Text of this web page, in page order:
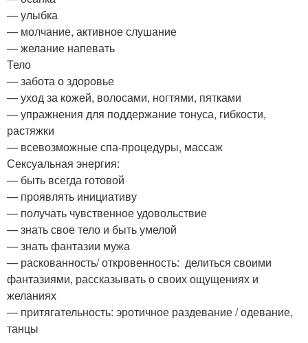
— улыбка
— молчание, активное слушание
— желание напевать
Тело
— забота о здоровье
— уход за кожей, волосами, ногтями, пятками
— упражнения для поддержание тонуса, гибкости,
растяжки
— всевозможные спа-процедуры, массаж
Сексуальная энергия:
— быть всегда готовой
— проявлять инициативу
— получать чувственное удовольствие
— знать свое тело и быть умелой
— знать фантазии мужа
— раскованность/ откровенность: делиться своими
фантазиями, рассказывать о своих ощущениях и
желаниях
— притягательность: эротичное раздевание / одевание,
танцы